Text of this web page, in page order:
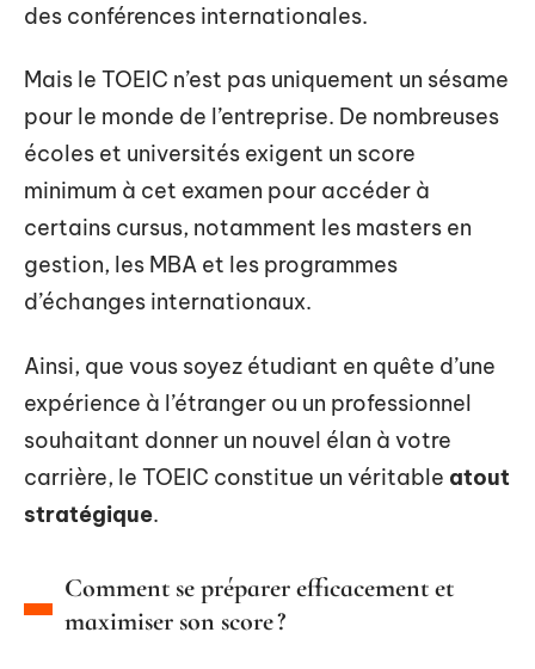
des conférences internationales.
Mais le TOEIC n’est pas uniquement un sésame
pour le monde de l’entreprise. De nombreuses
écoles et universités exigent un score
minimum à cet examen pour accéder à
certains cursus, notamment les masters en
gestion, les MBA et les programmes
d’échanges internationaux.
Ainsi, que vous soyez étudiant en quête d’une
expérience à l’étranger ou un professionnel
souhaitant donner un nouvel élan à votre
carrière, le TOEIC constitue un véritable atout
stratégique.
Comment se préparer efficacement et
maximiser son score ?